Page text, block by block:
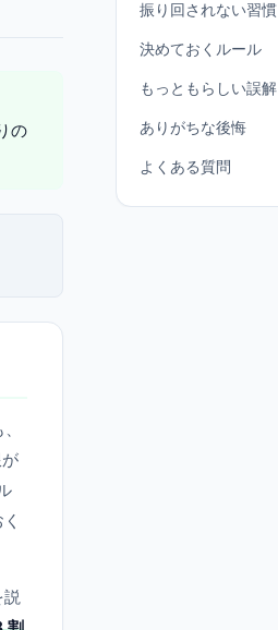
の
説
振り回されない習慣
決めておくルール
もっともらしい誤解
ありがちな後悔
よくある質問